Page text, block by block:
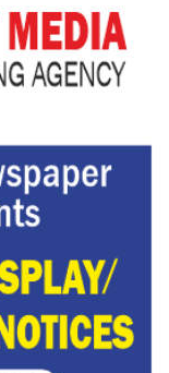
ਨਿਯੁਕਤੀ ਪੱਤਰ ਸੌਂਪੇ
ਸਾਈ ਸੁਦਰਸ਼ਨ ਦੇ ਬਦਲ